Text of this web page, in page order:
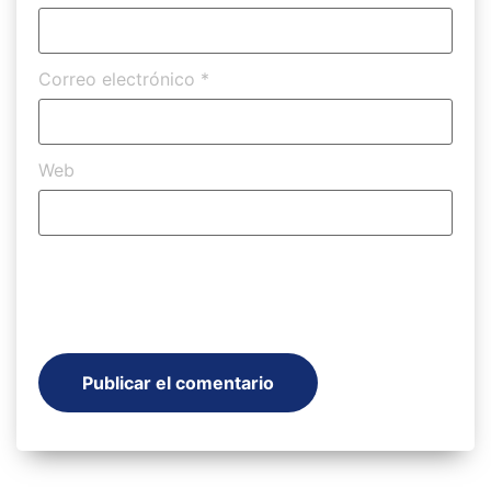
Correo electrónico *
Web